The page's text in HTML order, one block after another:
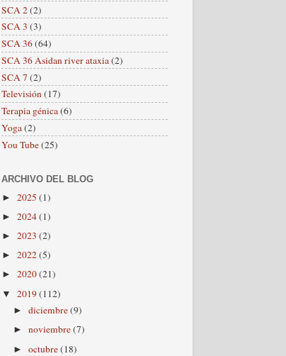
SCA 2(2)
SCA 3 (3)
SCA 36(64)
SCA 36 Asidan river ataxia(2)
SCA 7 (2)
Televisión(17)
Terapia génica(6)
Yoga(2)
You Tube(25)
ARCHIVO DEL BLOG
► 2025 (1)
► 2024(1)
► 2023 (2)
► 2022(5)
► 2020(21)
▼ 2019(112)
►diciembre(9)
►noviembre(7)
►octubre(18)